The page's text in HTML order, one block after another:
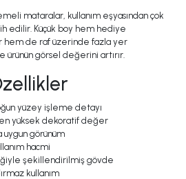
mataralar, kullanım eşyasından çok
edilir. Küçük boy hem hediye
hem de raf üzerinde fazla yer
ürünün görsel değerini artırır.
yüzey işleme detayı
yüksek dekoratif değer
uygun görünüm
hacmi
şekillendirilmiş gövde
kullanım